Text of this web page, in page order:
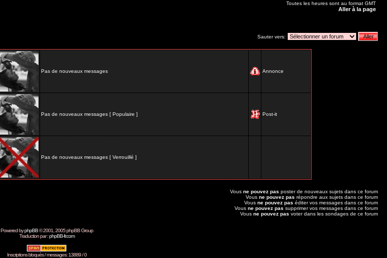
Toutes les heures sont au format GMT
Aller à la page
Sauter vers:
Pas de nouveaux messages Annonce
Pas de nouveaux messages [ Populaire ] Post-it
Pas de nouveaux messages [ Verrouillé ]
Vous ne pouvez pas poster de nouveaux sujets dans ce forum
Vous ne pouvez pas répondre aux sujets dans ce forum
Vous ne pouvez pas éditer vos messages dans ce forum
Vous ne pouvez pas supprimer vos messages dans ce forum
Vous ne pouvez pas voter dans les sondages de ce forum
Powered byphpBB© 2001, 2005 phpBB Group
Traduction par :phpBB-fr.com
Inscriptions bloqués / messages: 13889 / 0